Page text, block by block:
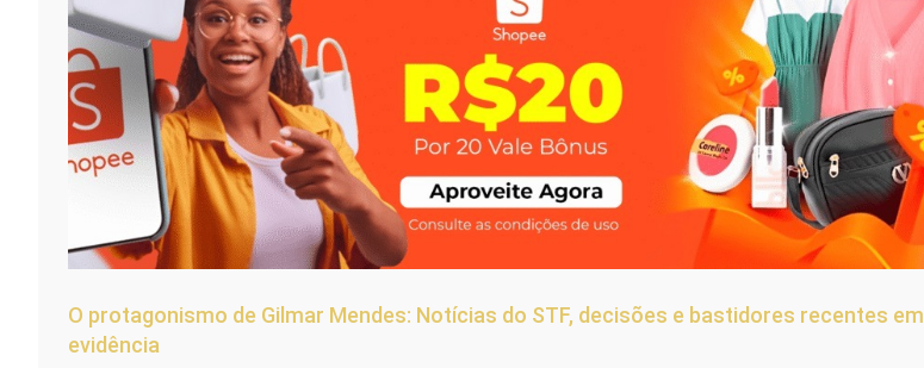
O protagonismo de Gilmar Mendes: Notícias do STF, decisões e bastidores recentes em
evidência